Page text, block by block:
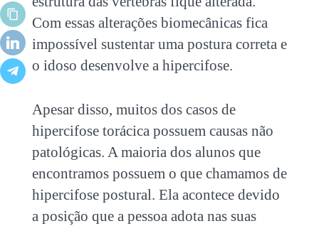
Com essas alterações biomecânicas fica
impossível sustentar uma postura correta e
o idoso desenvolve a hipercifose.
Apesar disso, muitos dos casos de
hipercifose torácica possuem causas não
patológicas. A maioria dos alunos que
encontramos possuem o que chamamos de
hipercifose postural. Ela acontece devido
a posição que a pessoa adota nas suas